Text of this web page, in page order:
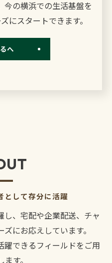
の横浜での生活基盤を
にスタートできます。
へ
として存分に活躍
、宅配や企業配送、チャ
にお応えしています。
躍できるフィールドをご用
す。